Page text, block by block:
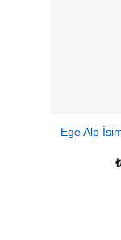
Ege Alp
₺